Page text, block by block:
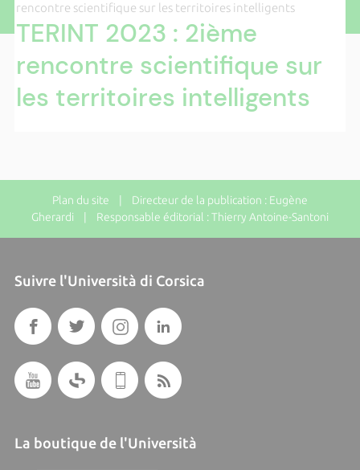
rencontre scientifique sur les territoires intelligents
TERINT 2023 : 2ième
rencontre scientifique sur
les territoires intelligents
Plan du site | Directeur de la publication : Eugène
Gherardi | Responsable éditorial : Thierry Antoine-Santoni
Suivre l'Università di Corsica
La boutique de l'Università